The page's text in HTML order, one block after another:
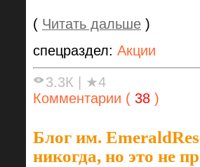
( Читать дальше )
спецраздел: Акции
3.3К
★4
Комментарии ( 38 )
Блог им.
никогда, но это не